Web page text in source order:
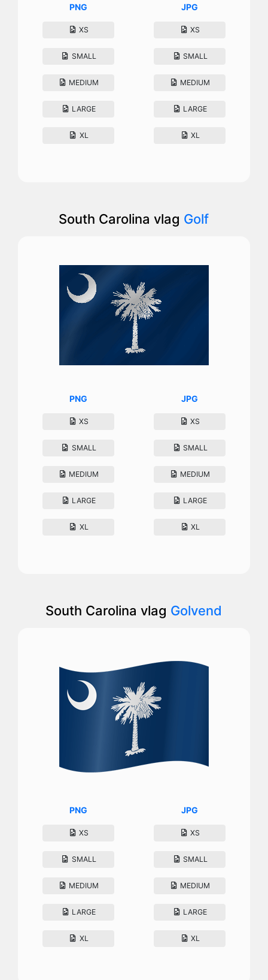
PNG
XS
SMALL
MEDIUM
LARGE
XL
JPG
XS
SMALL
MEDIUM
LARGE
XL
South Carolina vlag Golf
PNG
XS
SMALL
MEDIUM
LARGE
XL
JPG
XS
SMALL
MEDIUM
LARGE
XL
South Carolina vlag Golvend
PNG
XS
SMALL
MEDIUM
LARGE
XL
JPG
XS
SMALL
MEDIUM
LARGE
XL